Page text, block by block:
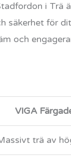
i Trä
säkerhet för
och
VIGA
trä av